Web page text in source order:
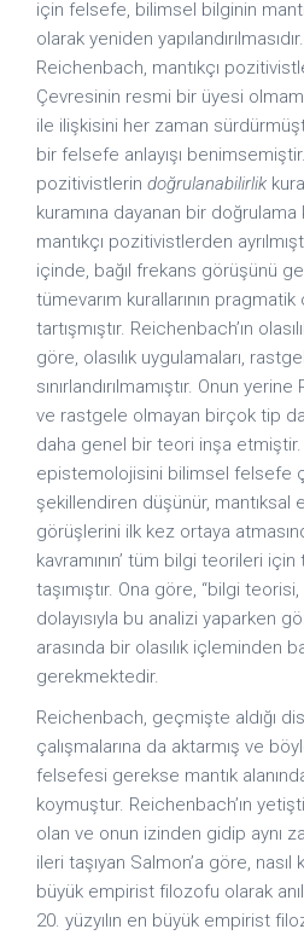
için felsefe, bilimsel bilginin
olarak yeniden
Reichenbach, mantıkçı
Çevresinin resmi bir üyesi
ile ilişkisini her zaman
bir felsefe anlayışı
pozitivistlerin doğrulanabilirlik
kuramına dayanan bir doğrulama
mantıkçı pozitivistlerden
içinde, bağıl frekans görüşünü
tümevarım kurallarının
tartışmıştır. Reichenbach’ın
göre, olasılık uygulamaları,
sınırlandırılmamıştır. Onun
ve rastgele olmayan birçok tip
daha genel bir teori inşa etmiştir.
epistemolojisini bilimsel felsefe
şekillendiren düşünür, mantıksal
görüşlerini ilk kez ortaya
kavramının’ tüm bilgi teorileri
taşımıştır. Ona göre, “bilgi
dolayısıyla bu analizi yaparken
arasında bir olasılık içleminden
gerekmektedir.
Reichenbach, geçmişte aldığı
çalışmalarına da aktarmış ve
felsefesi gerekse mantık
koymuştur. Reichenbach’ın
olan ve onun izinden gidip aynı
ileri taşıyan Salmon’a göre, nasıl
büyük empirist filozofu olarak
20. yüzyılın en büyük empirist